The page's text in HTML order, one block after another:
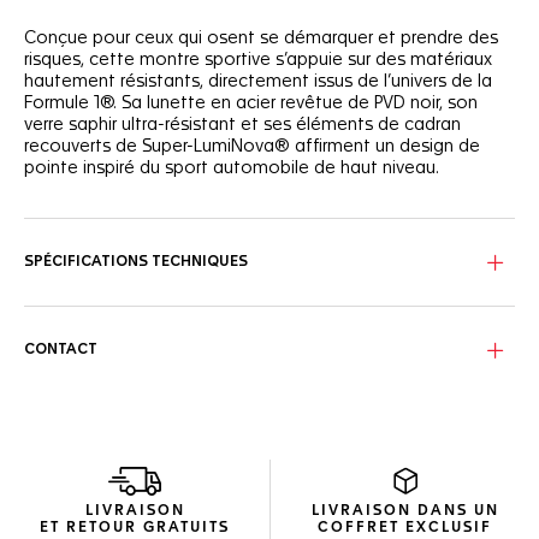
Conçue pour ceux qui osent se démarquer et prendre des
risques, cette montre sportive s’appuie sur des matériaux
hautement résistants, directement issus de l’univers de la
Formule 1®. Sa lunette en acier revêtue de PVD noir, son
verre saphir ultra-résistant et ses éléments de cadran
recouverts de Super-LumiNova® affirment un design de
pointe inspiré du sport automobile de haut niveau.
SPÉCIFICATIONS TECHNIQUES
CONTACT
LIVRAISON
ET RETOUR GRATUITS
LIVRAISON DANS UN
COFFRET EXCLUSIF